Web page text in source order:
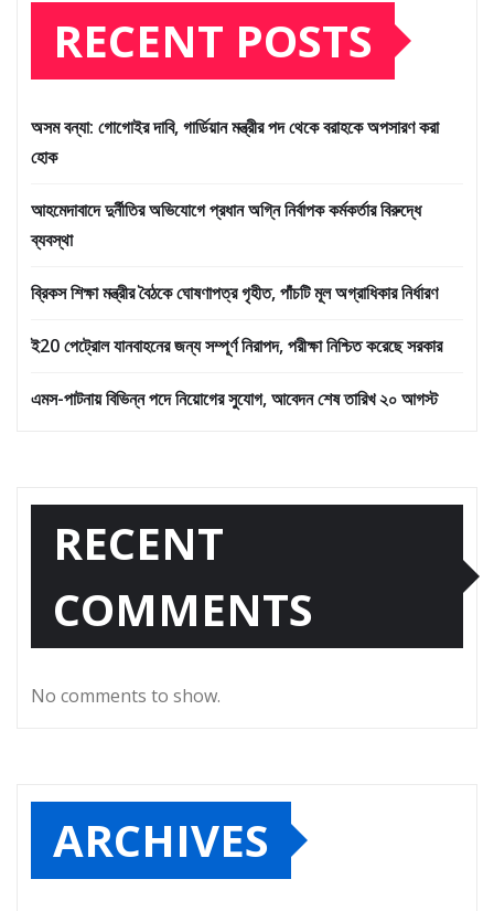
RECENT POSTS
অসম বন্যা: গোগোইর দাবি, গার্ডিয়ান মন্ত্রীর পদ থেকে বরাহকে অপসারণ করা
হোক
আহমেদাবাদে দুর্নীতির অভিযোগে প্রধান অগ্নি নির্বাপক কর্মকর্তার বিরুদ্ধে
ব্যবস্থা
ব্রিকস শিক্ষা মন্ত্রীর বৈঠকে ঘোষণাপত্র গৃহীত, পাঁচটি মূল অগ্রাধিকার নির্ধারণ
ই20 পেট্রোল যানবাহনের জন্য সম্পূর্ণ নিরাপদ, পরীক্ষা নিশ্চিত করেছে সরকার
এমস-পাটনায় বিভিন্ন পদে নিয়োগের সুযোগ, আবেদন শেষ তারিখ ২০ আগস্ট
RECENT
COMMENTS
No comments to show.
ARCHIVES